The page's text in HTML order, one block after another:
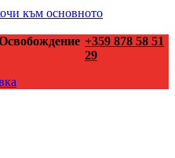
към основното
+359 878 58 51
29